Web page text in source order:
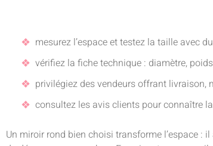
mesurez l’espace et testez la taille avec
vérifiez la fiche technique : diamètre,
privilégiez des vendeurs offrant livraison,
consultez les avis clients pour connaître
Un miroir rond bien choisi transforme l’espace :